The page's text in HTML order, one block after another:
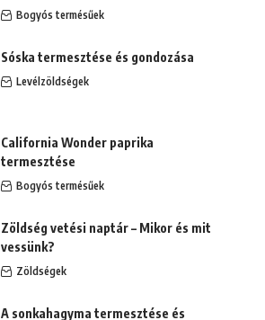
Bogyós termésűek
Sóska termesztése és gondozása
Levélzöldségek
California Wonder paprika
termesztése
Bogyós termésűek
Zöldség vetési naptár – Mikor és mit
vessünk?
Zöldségek
A sonkahagyma termesztése és